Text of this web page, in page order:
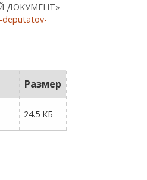
ДОКУМЕНТ»
deputatov-
Размер
24.5 КБ